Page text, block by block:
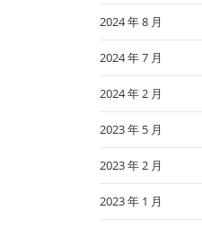
2024 年 8 月
2024 年 7 月
2024 年 2 月
2023 年 5 月
2023 年 2 月
2023 年 1 月